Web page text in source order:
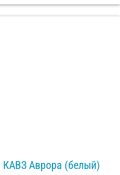
КАВЗ Аврора (белый)